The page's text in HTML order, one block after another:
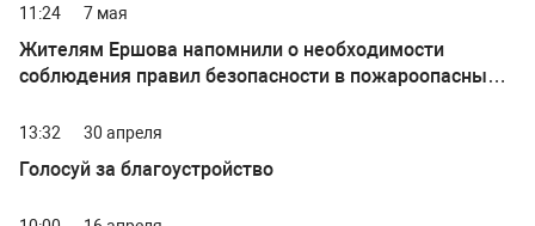
11:24 7 мая
Жителям Ершова напомнили о необходимости
соблюдения правил безопасности в пожароопасный
13:32 30 апреля
Голосуй за благоустройство